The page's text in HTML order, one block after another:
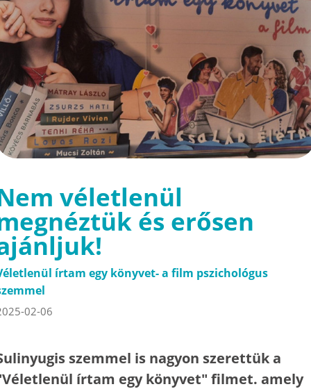
véletlenül
és erősen
írtam egy könyvet- a film pszichológus
02-06
szemmel is nagyon szerettük a
írtam egy könyvet" filmet. amely